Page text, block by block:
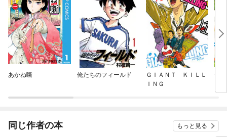
あかね噺 俺たちのフィールド
ＧＩＡＮＴ ＫＩＬＬ
ＩＮＧ
同じ作者の本 もっと見る